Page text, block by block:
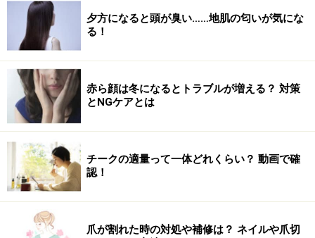
夕方になると頭が臭い……地肌の匂いが気にな
る！
赤ら顔は冬になるとトラブルが増える？ 対策
とNGケアとは
チークの適量って一体どれくらい？ 動画で確
認！
爪が割れた時の対処や補修は？ ネイルや爪切